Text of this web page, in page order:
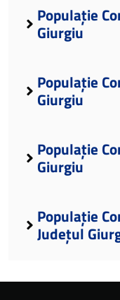
Populație
Giurgiu
Populație
Giurgiu
Populație
Giurgiu
Populație
Județul